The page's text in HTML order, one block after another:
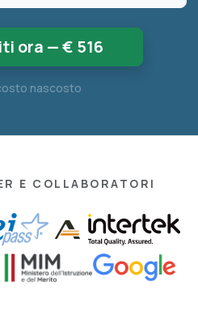
ora — € 516
nascosto
E COLLABORATORI